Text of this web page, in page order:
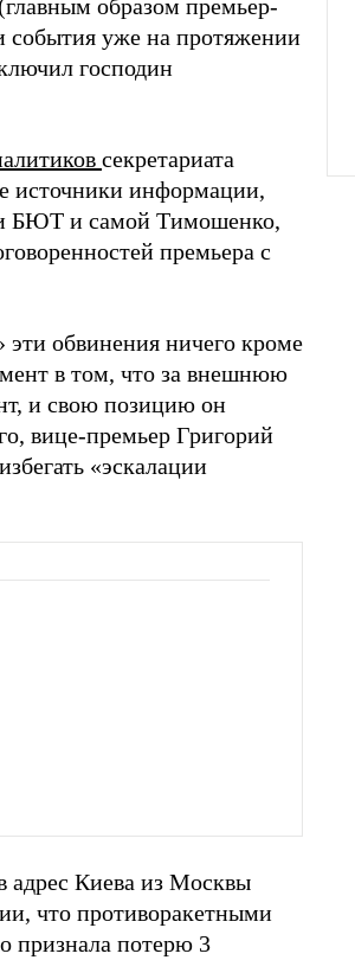
образом премьер-
события уже на протяжении
господин
секретариата
источники информации,
БЮТ и самой Тимошенко,
премьера с
обвинения ничего кроме
в том, что за внешнюю
и свою позицию он
вице-премьер Григорий
«эскалации
адрес Киева из Москвы
что противоракетными
признала потерю 3